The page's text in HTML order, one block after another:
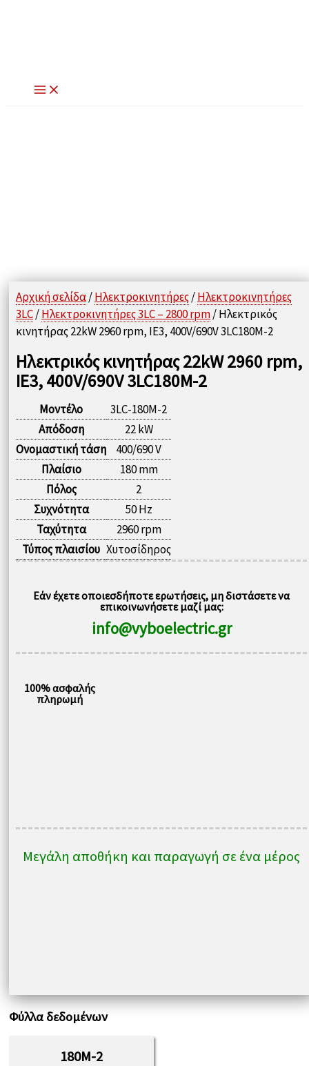
Αρχική σελίδα/Ηλεκτροκινητήρες/Ηλεκτροκινητήρες
3LC/Ηλεκτροκινητήρες 3LC – 2800 rpm/ Ηλεκτρικός
κινητήρας 22kW 2960 rpm, IE3, 400V/690V 3LC180M-2
Ηλεκτρικός κινητήρας 22kW 2960 rpm,
IE3, 400V/690V 3LC180M-2
Μοντέλο
3LC-180M-2
Απόδοση
22 kW
Ονομαστική τάση
400/690 V
Πλαίσιο
180 mm
Πόλος
2
Συχνότητα
50 Hz
Ταχύτητα
2960 rpm
Τύπος πλαισίου Χυτοσίδηρος
Εάν έχετε οποιεσδήποτε ερωτήσεις, μη διστάσετε να
επικοινωνήσετε μαζί μας:
info@vyboelectric.gr
100% ασφαλής
πληρωμή
Μεγάλη αποθήκη και παραγωγή σε ένα μέρος
Φύλλα δεδομένων
180M-2